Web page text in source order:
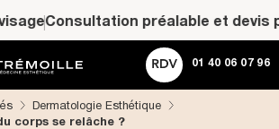
Consultation préalable et devis
01 40 06 07 96
UNE CARTE CADEAU
Dermatologie Esthétique
corps se relâche ?